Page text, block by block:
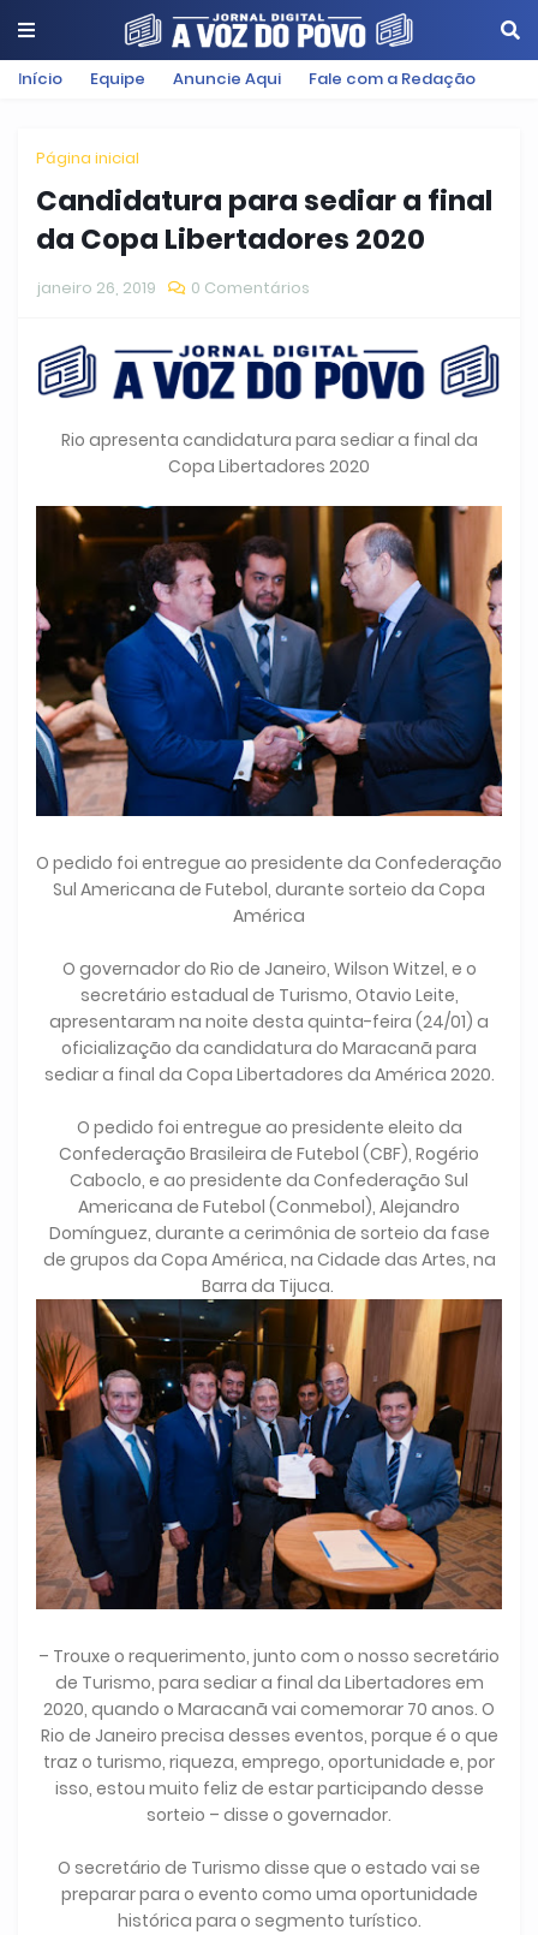
Início Equipe Anuncie Aqui Fale com a Redação
Página inicial
Candidatura para sediar a final
da Copa Libertadores 2020
janeiro 26, 2019 0 Comentários
Rio apresenta candidatura para sediar a final da
Copa Libertadores 2020
O pedido foi entregue ao presidente da Confederação
Sul Americana de Futebol, durante sorteio da Copa
América
O governador do Rio de Janeiro, Wilson Witzel, e o
secretário estadual de Turismo, Otavio Leite,
apresentaram na noite desta quinta-feira (24/01) a
oficialização da candidatura do Maracanã para
sediar a final da Copa Libertadores da América 2020.
O pedido foi entregue ao presidente eleito da
Confederação Brasileira de Futebol (CBF), Rogério
Caboclo, e ao presidente da Confederação Sul
Americana de Futebol (Conmebol), Alejandro
Domínguez, durante a cerimônia de sorteio da fase
de grupos da Copa América, na Cidade das Artes, na
Barra da Tijuca.
– Trouxe o requerimento, junto com o nosso secretário
de Turismo, para sediar a final da Libertadores em
2020, quando o Maracanã vai comemorar 70 anos. O
Rio de Janeiro precisa desses eventos, porque é o que
traz o turismo, riqueza, emprego, oportunidade e, por
isso, estou muito feliz de estar participando desse
sorteio – disse o governador.
O secretário de Turismo disse que o estado vai se
preparar para o evento como uma oportunidade
histórica para o segmento turístico.